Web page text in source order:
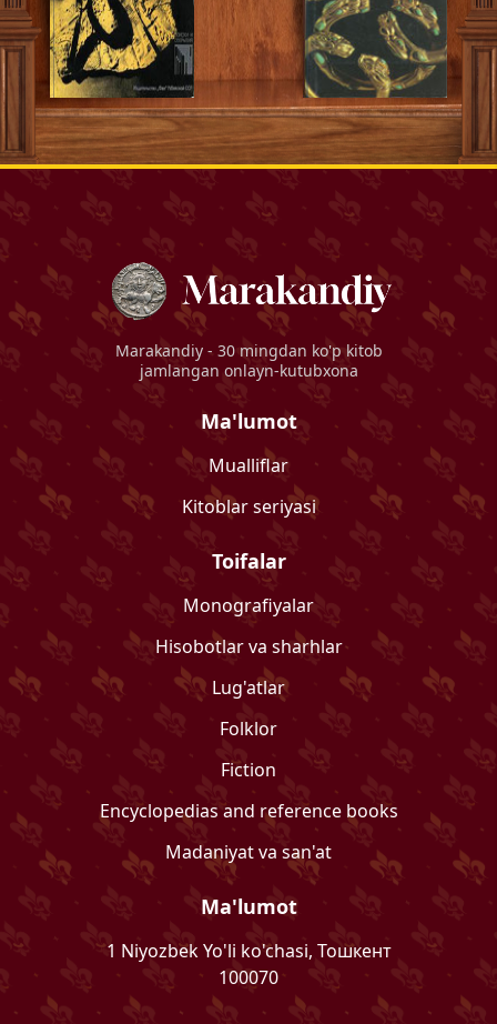
Marakandiy - 30 mingdan ko'p kitob
jamlangan onlayn-kutubxona
Ma'lumot
Mualliflar
Kitoblar seriyasi
Toifalar
Monografiyalar
Hisobotlar va sharhlar
Lug'atlar
Folklor
Fiction
Encyclopedias and reference books
Madaniyat va san'at
Ma'lumot
1 Niyozbek Yo'li ko'chasi, Тошкент
100070